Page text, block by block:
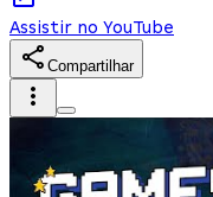
Assistir no YouTube
Compartilhar